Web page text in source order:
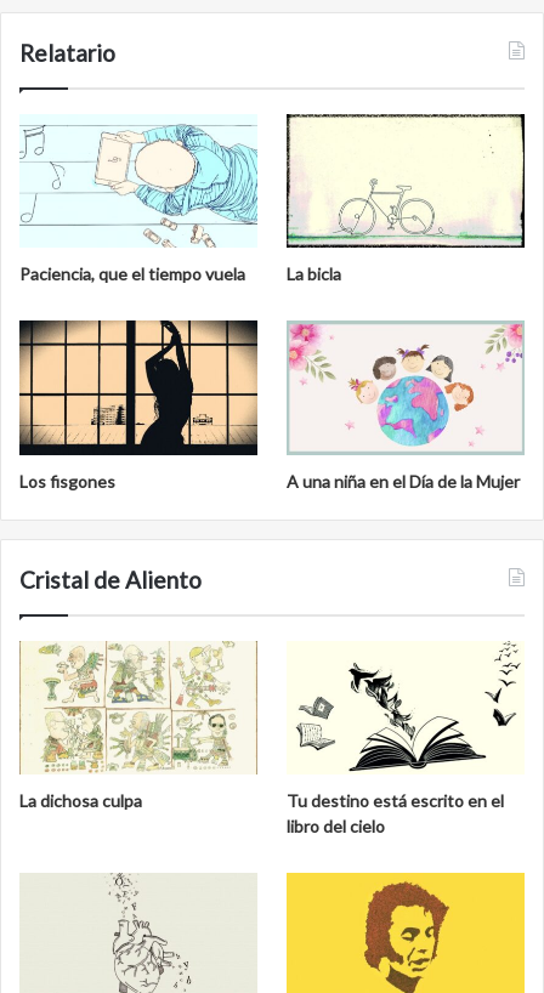
Relatario
Paciencia, que el tiempo vuela La bicla
Los fisgones A una niña en el Día de la Mujer
Cristal de Aliento
La dichosa culpa
Tu destino está escrito en el
libro del cielo